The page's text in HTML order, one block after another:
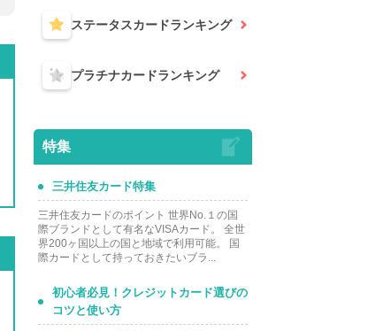
ステータスカードランキング
プラチナカードランキング
特集
三井住友カード特集
三井住友カードのポイント 世界No.１の国
際ブランドとして有名なVISAカード。 全世
界200ヶ国以上の国と地域で利用可能。 国
際カードとして持っておきたいブラ...
初心者必見！クレジットカード選びの
コツと使い方